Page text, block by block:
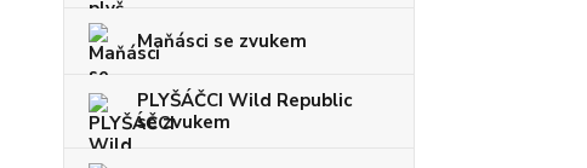
Maňásci se zvukem
PLYŠÁČCI Wild Republic
se zvukem